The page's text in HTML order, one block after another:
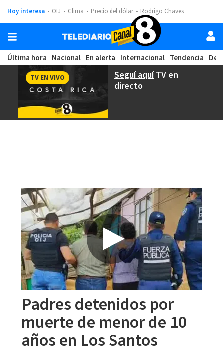
Hoy interesa OIJ Clima Precio del dólar Rodrigo Chaves
Última hora Nacional En alerta Internacional Tendencia
Seguí aquíTV en
directo
TV EN VIVO
Padres detenidos por
muerte de menor de 10
años en Los Santos